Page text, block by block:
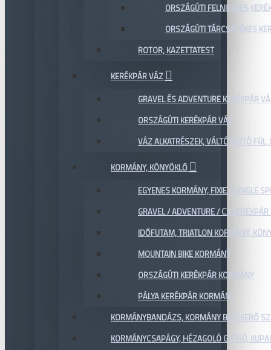
ORSZÁGÚTI FELNIFÉKES
ORSZÁGÚTI TÁRCSAFÉKES
ROTOR, KAZETTATEST
KERÉKPÁR VÁZ
GRAVEL ÉS ADVENTURE KERÉKPÁR
ORSZÁGÚTI KERÉKPÁR VÁZ
VÁZ ALKATRÉSZEK, VÁLTÓTARTÓ FÜL,
KORMÁNY, KÖNYÖKLŐ
EGYENES KORMÁNY, FIXIE / SINGLE
GRAVEL / ADVENTURE / CX
IDŐFUTAM, TRIATLON KORMÁNY,
MOUNTAIN BIKE KORMÁNY
ORSZÁGÚTI KERÉKPÁR KORMÁNY
PÁLYA KERÉKPÁR KORMÁNY
KORMÁNYBANDÁZS, KORMÁNY BETEKERŐ
KORMÁNYCSAPÁGY, HÉZAGOLÓ GYŰRŰ,